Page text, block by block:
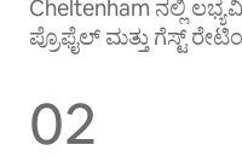
Cheltenham ನಲ್ಲಿ
ಪ್ರೊಫೈಲ್ ಮತ್ತು ಗೆಸ್ಟ್
02